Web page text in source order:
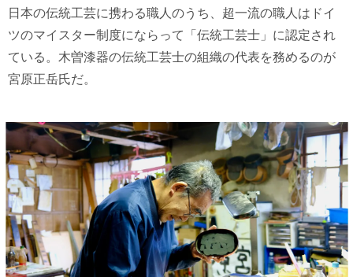
日本の伝統工芸に携わる職人のうち、超一流の職人はドイ
ツのマイスター制度にならって「伝統工芸士」に認定され
ている。木曽漆器の伝統工芸士の組織の代表を務めるのが
宮原正岳氏だ。